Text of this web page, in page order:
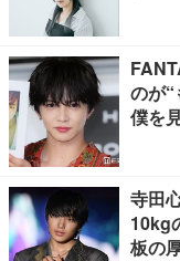
のが
僕を
寺田
10kg
板の